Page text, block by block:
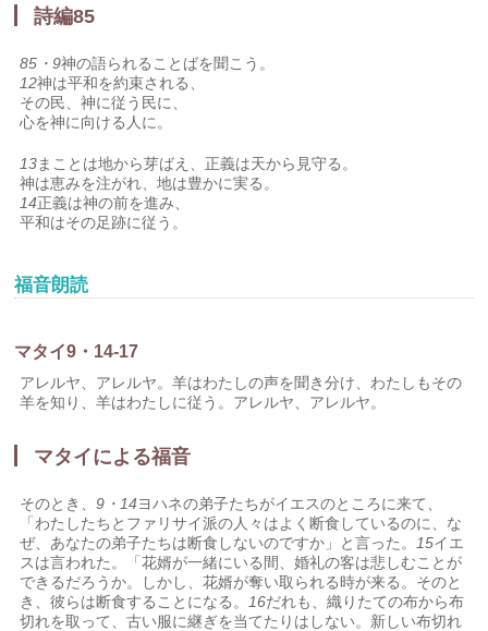
詩編85
85・9神の語られることばを聞こう。
12神は平和を約束される、
その民、神に従う民に、
心を神に向ける人に。
13まことは地から芽ばえ、正義は天から見守る。
神は恵みを注がれ、地は豊かに実る。
14正義は神の前を進み、
平和はその足跡に従う。
福音朗読
マタイ9・14-17
アレルヤ、アレルヤ。羊はわたしの声を聞き分け、わたしもその
羊を知り、羊はわたしに従う。アレルヤ、アレルヤ。
マタイによる福音
そのとき、9・14ヨハネの弟子たちがイエスのところに来て、
「わたしたちとファリサイ派の人々はよく断食しているのに、な
ぜ、あなたの弟子たちは断食しないのですか」と言った。 15イエ
スは言われた。「花婿が一緒にいる間、婚礼の客は悲しむことが
できるだろうか。しかし、花婿が奪い取られる時が来る。そのと
き、彼らは断食することになる。 16だれも、織りたての布から布
切れを取って、古い服に継ぎを当てたりはしない。新しい布切れ